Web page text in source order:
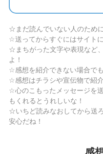
☆まだ読んでいない人のため
☆送ってからすぐにはサイトに
☆まちがった文字や表現など
よ！
☆感想を紹介できない場合で
☆感想はチラシや宣伝物で紹
☆心のこもったメッセージを
もくれるとうれしいな！
☆いちど読みなおしてから送
安心だね！
感